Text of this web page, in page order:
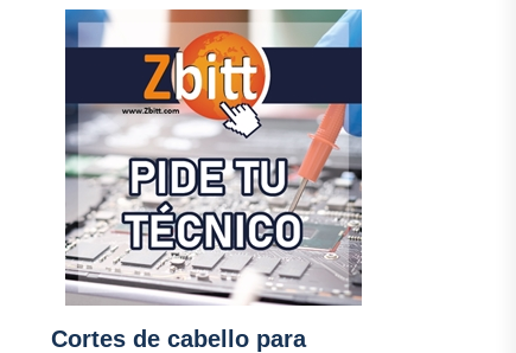
Cortes de cabello para